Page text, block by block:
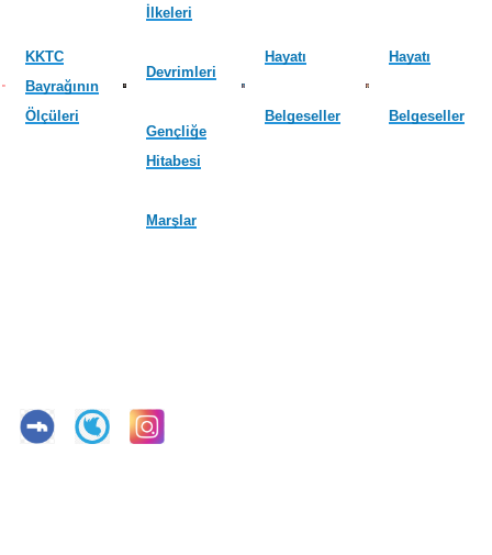
KKTC
Bayrağının
Ölçüleri
İlkeleri
Devrimleri
Gençliğe
Hitabesi
Marşlar
Hayatı
Belgeseller
Hayatı
Belgeseller